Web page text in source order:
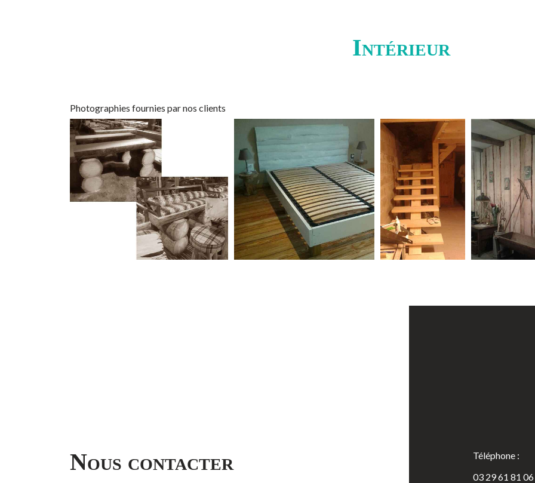
Intérieur
Photographies fournies par nos clients
Nous contacter
Téléphone :
03 29 61 81 06